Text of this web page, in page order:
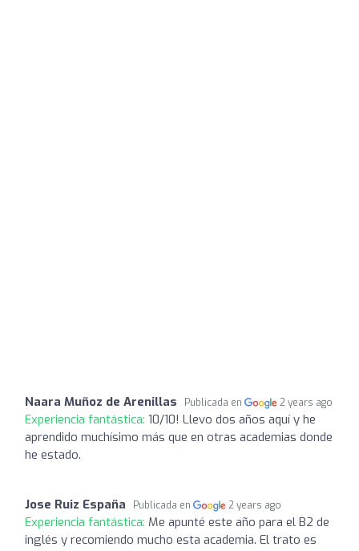
Naara Muñoz de Arenillas Publicada en 2 years ago
Experiencia fantástica: 10/10! Llevo dos años aquí y he
aprendido muchísimo más que en otras academias donde
he estado.
Jose Ruiz España Publicada en 2 years ago
Experiencia fantástica: Me apunté este año para el B2 de
inglés y recomiendo mucho esta academia. El trato es